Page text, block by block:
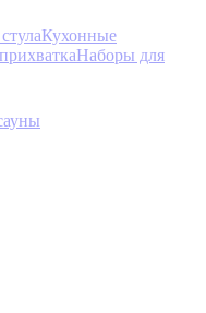
Кухонные
Наборы для